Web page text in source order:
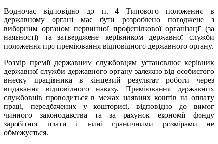
Водночас відповідно до п. 4 Типового положення в
державному органі має бути розроблено погоджене з
виборним органом первинної профспілкової організації (за
наявності) та затверджене керівником державної служби
положення про преміювання відповідного державного органу.
Розмір премії державним службовцям установлює керівник
державної служби державного органу залежно від особистого
внеску працівника в кінцевий результат роботи через
видавання відповідного наказу. Преміювання державних
службовців проводиться в межах наявних коштів на оплату
праці, передбачених у кошторисі, відповідно до вимог
чинного законодавства та за рахунок економії фонду
заробітної плати і нині граничними розмірами не
обмежується.